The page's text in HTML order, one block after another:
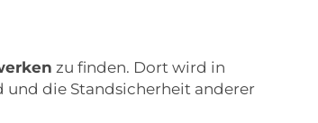
zu finden. Dort wird in
und die Standsicherheit anderer